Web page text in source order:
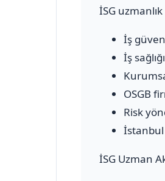
İSG
İş
İş
OSGB
Risk
İstanbul
İSG Uzman